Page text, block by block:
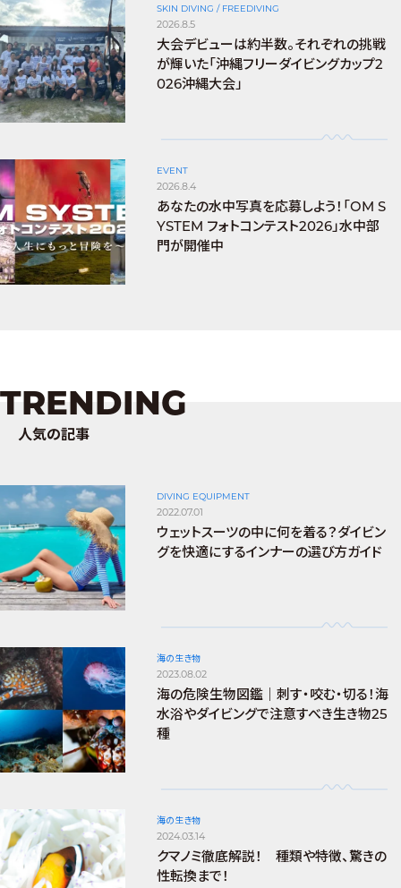
SKIN DIVING / FREEDIVING
2026.8.5
大会デビューは約半数。それぞれの挑戦
が輝いた「沖縄フリーダイビングカップ2
026沖縄大会」
EVENT
2026.8.4
あなたの水中写真を応募しよう！「OM S
YSTEM フォトコンテスト2026」水中部
門が開催中
TRENDING
人気の記事
DIVING EQUIPMENT
2022.07.01
ウェットスーツの中に何を着る？ダイビン
グを快適にするインナーの選び方ガイド
海の生き物
2023.08.02
海の危険生物図鑑｜刺す・咬む・切る！海
水浴やダイビングで注意すべき生き物25
種
海の生き物
2024.03.14
クマノミ徹底解説！ 種類や特徴、驚きの
性転換まで！